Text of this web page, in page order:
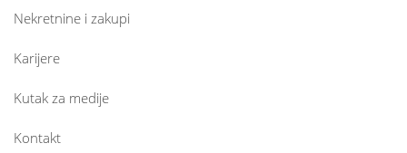
Nekretnine i zakupi
Karijere
Kutak za medije
Kontakt